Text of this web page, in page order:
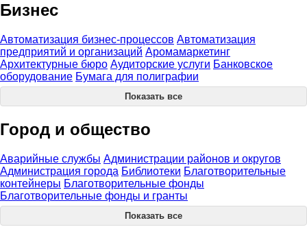
Бизнес
Автоматизация бизнес-процессов Автоматизация
предприятий и организаций Аромамаркетинг
Архитектурные бюро Аудиторские услуги Банковское
оборудование Бумага для полиграфии
Показать все
Город и общество
Аварийные службы Администрации районов и округов
Администрация города Библиотеки Благотворительные
контейнеры Благотворительные фонды
Благотворительные фонды и гранты
Показать все